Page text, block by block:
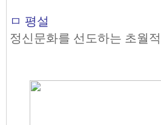
ㅁ 평설
정신문화를 선도하는 초월